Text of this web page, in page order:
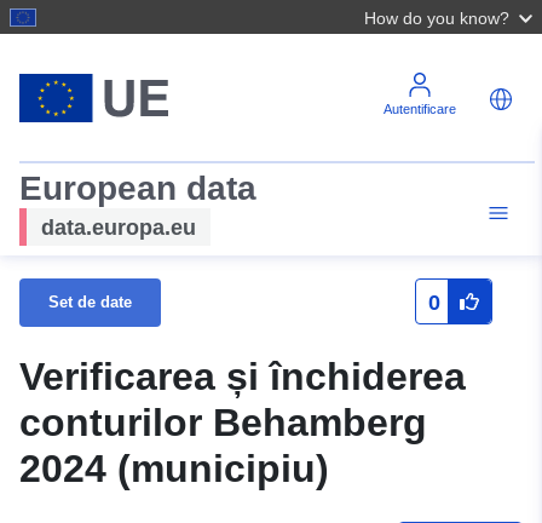
How do you know?
Autentificare
European data
data.europa.eu
Set de date 0
Verificarea și închiderea
conturilor Behamberg
2024 (municipiu)